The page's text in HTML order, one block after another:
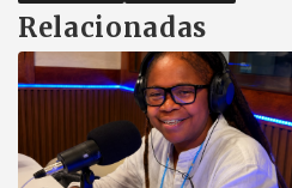
Relacionadas